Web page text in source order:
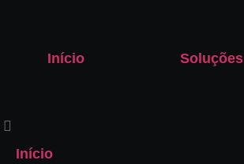
Início Soluções
Início